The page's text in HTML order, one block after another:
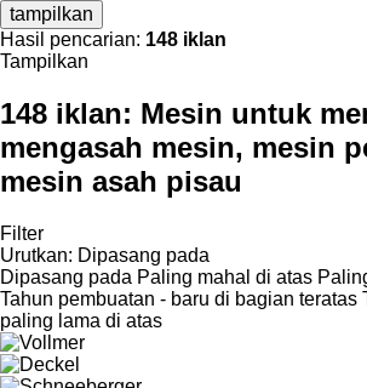
tampilkan
Hasil pencarian: 148 iklan
Tampilkan
148 iklan: Mesin untuk
mengasah mesin, mesin
mesin asah pisau
Filter
Urutkan: Dipasang pada
Dipasang pada Paling mahal di atas
Tahun pembuatan - baru di bagian teratas
paling lama di atas